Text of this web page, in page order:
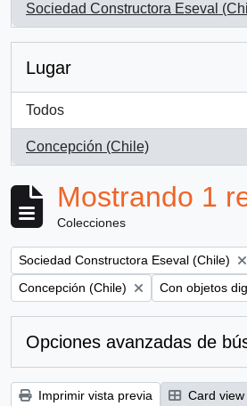
Sociedad Constructora Eseval
, 1 resultados
Lugar
Todos
Concepción (Chile)
, 1 resultados
Mostrando 1
Colecciones
Remove filter:
Sociedad Constructora Eseval (Chile)
Remove filter:
Concepción (Chile) Remove filter:
Con objetos
Opciones avanzadas de
Imprimir vista previa Card view